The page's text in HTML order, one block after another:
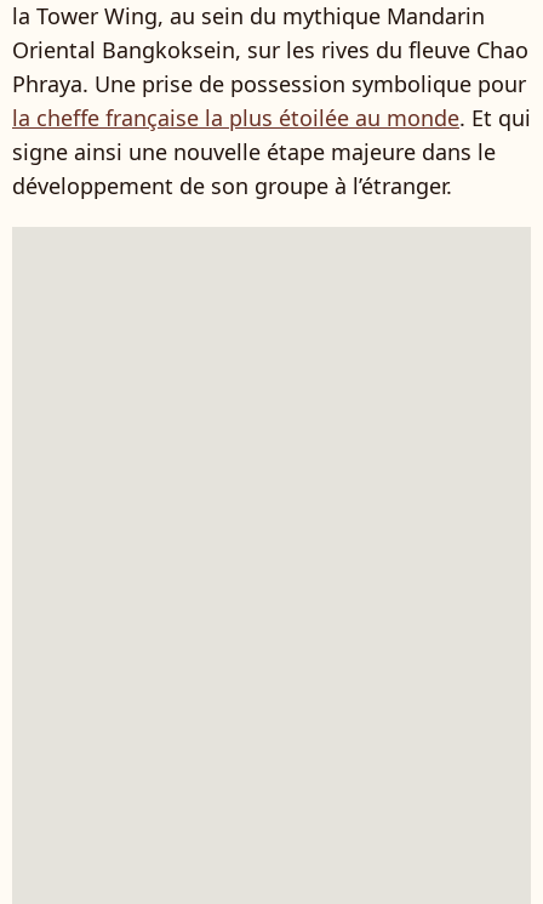
la Tower Wing, au sein du mythique Mandarin
Oriental Bangkoksein, sur les rives du fleuve Chao
Phraya. Une prise de possession symbolique pour
la cheffe française la plus étoilée au monde. Et qui
signe ainsi une nouvelle étape majeure dans le
développement de son groupe à l’étranger.